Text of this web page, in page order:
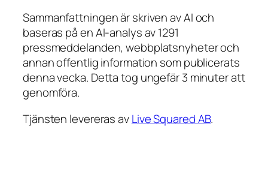
Sammanfattningen är skriven av AI och
baseras på en AI-analys av 1291
pressmeddelanden, webbplatsnyheter och
annan offentlig information som publicerats
denna vecka. Detta tog ungefär 3 minuter att
genomföra.
Tjänsten levereras avLive Squared AB.